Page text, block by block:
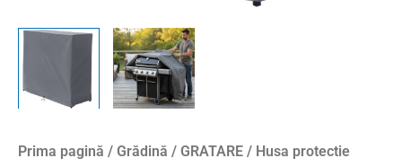
Prima pagină / Grădină / GRATARE / Husa protectie